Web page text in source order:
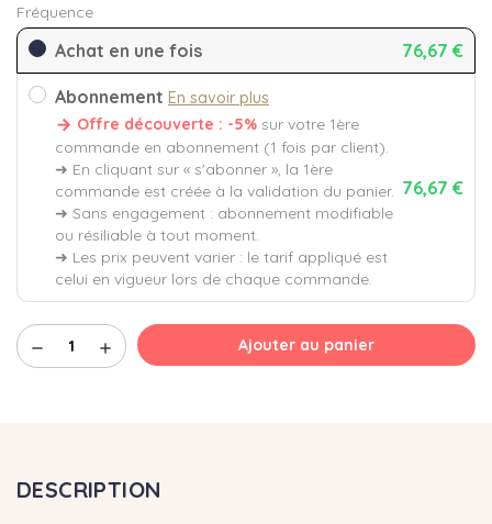
Fréquence
Achat en une fois 76,67 €
Abonnement En savoir plus
Offre découverte : -5% sur votre 1ère
commande en abonnement (1 fois par client).
➜ En cliquant sur « s'abonner », la 1ère
commande est créée à la validation du panier.
➜ Sans engagement : abonnement modifiable
ou résiliable à tout moment.
➜ Les prix peuvent varier : le tarif appliqué est
celui en vigueur lors de chaque commande.
76,67 €
remove add Ajouter au panier
DESCRIPTION